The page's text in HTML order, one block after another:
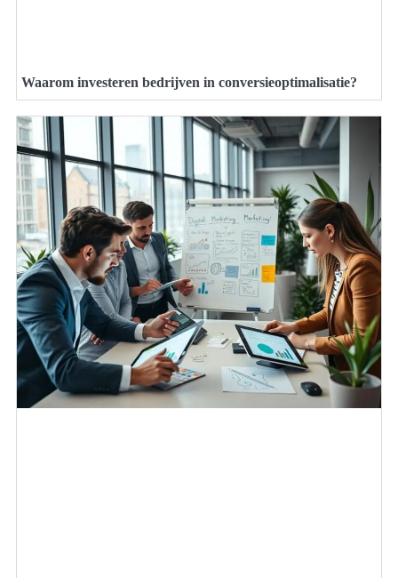
Waarom investeren bedrijven in conversieoptimalisatie?